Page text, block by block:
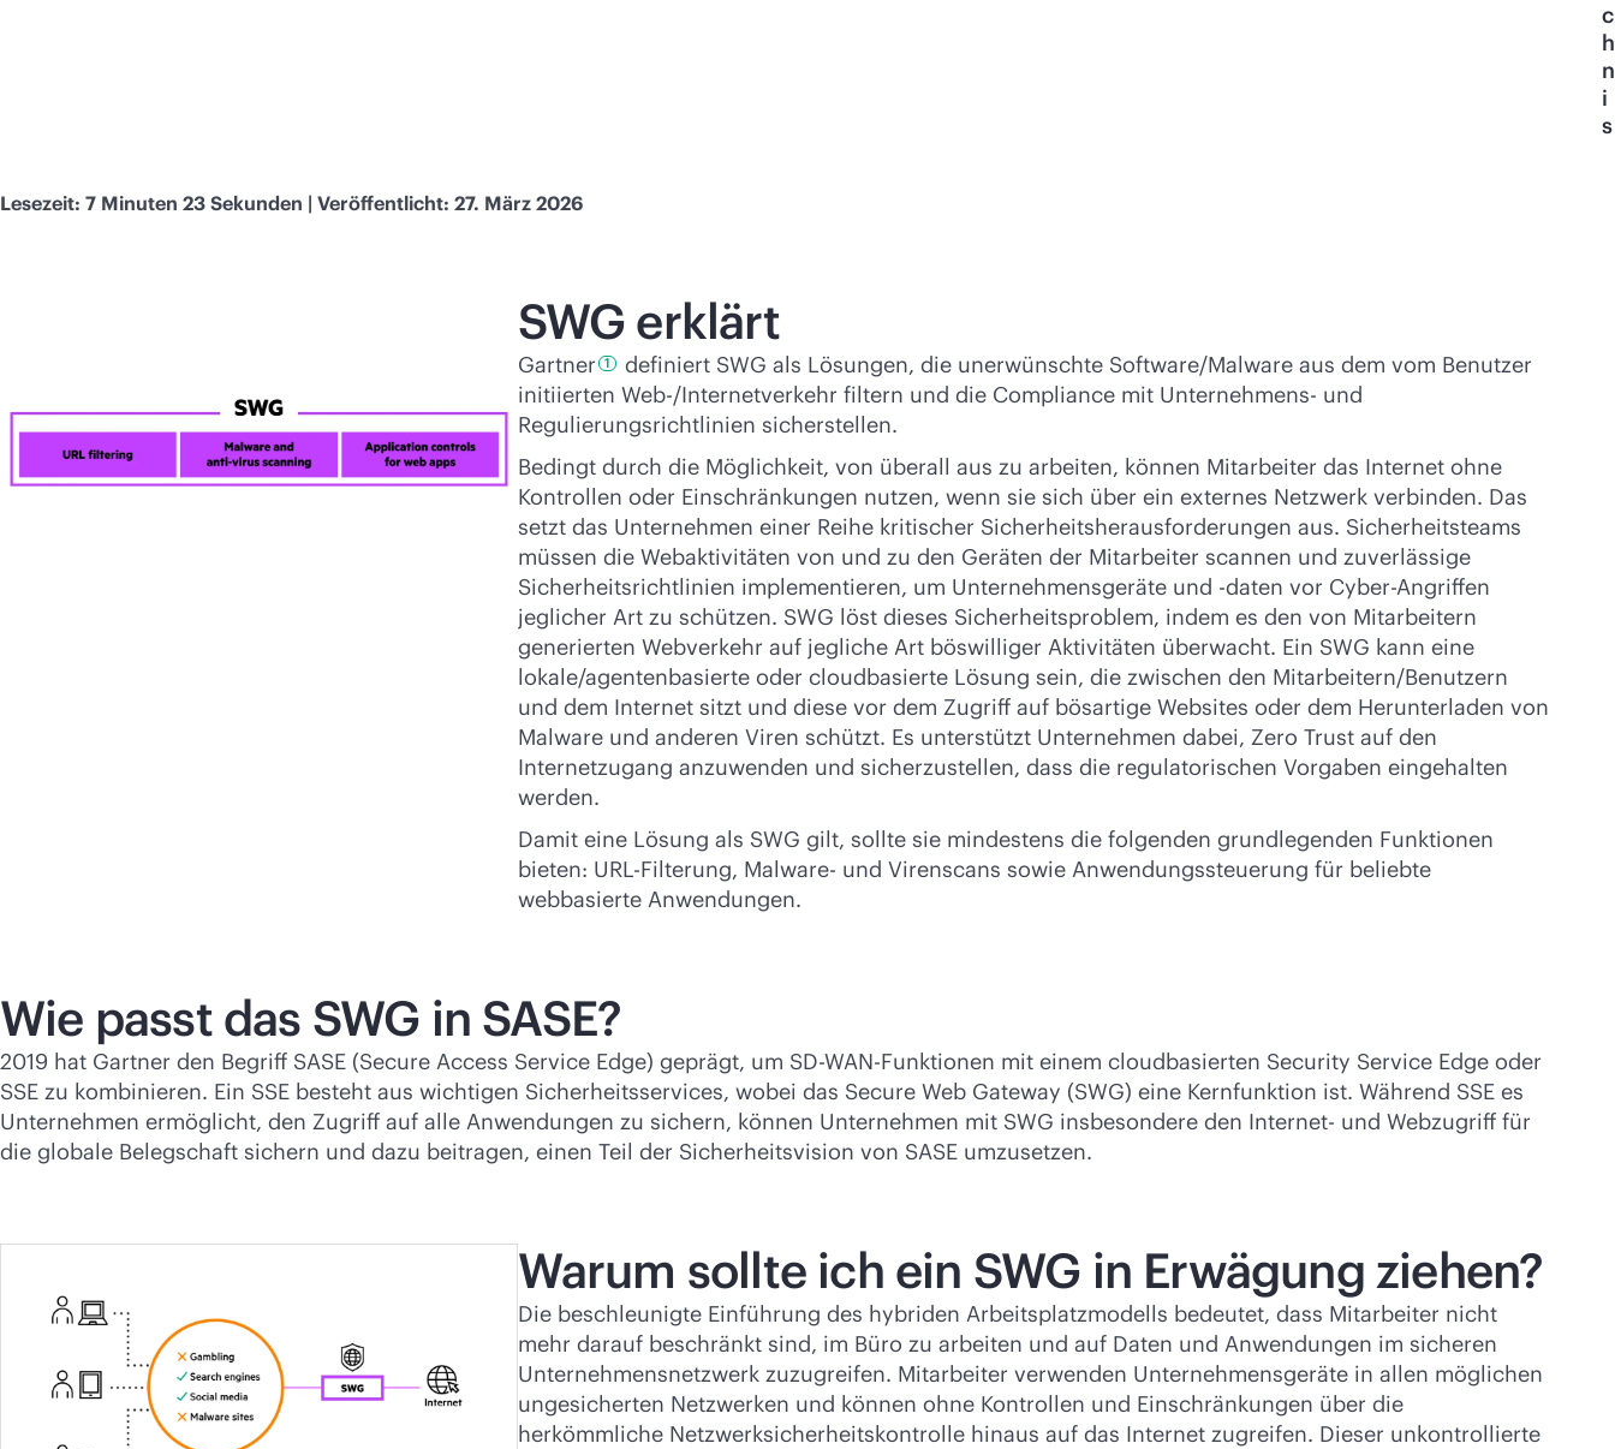
c
h
n
i
s
Lesezeit: 7 Minuten 23 Sekunden | Veröffentlicht: 27. März 2026
SWG erklärt
Gartner 1
definiert SWG als Lösungen, die unerwünschte Software/Malware aus dem vom Benutzer
initiierten Web-/Internetverkehr filtern und die Compliance mit Unternehmens- und
Regulierungsrichtlinien sicherstellen.
Bedingt durch die Möglichkeit, von überall aus zu arbeiten, können Mitarbeiter das Internet ohne
Kontrollen oder Einschränkungen nutzen, wenn sie sich über ein externes Netzwerk verbinden. Das
setzt das Unternehmen einer Reihe kritischer Sicherheitsherausforderungen aus. Sicherheitsteams
müssen die Webaktivitäten von und zu den Geräten der Mitarbeiter scannen und zuverlässige
Sicherheitsrichtlinien implementieren, um Unternehmensgeräte und -daten vor Cyber-Angriffen
jeglicher Art zu schützen. SWG löst dieses Sicherheitsproblem, indem es den von Mitarbeitern
generierten Webverkehr auf jegliche Art böswilliger Aktivitäten überwacht. Ein SWG kann eine
lokale/agentenbasierte oder cloudbasierte Lösung sein, die zwischen den Mitarbeitern/Benutzern
und dem Internet sitzt und diese vor dem Zugriff auf bösartige Websites oder dem Herunterladen von
Malware und anderen Viren schützt. Es unterstützt Unternehmen dabei, Zero Trust auf den
Internetzugang anzuwenden und sicherzustellen, dass die regulatorischen Vorgaben eingehalten
werden.
Damit eine Lösung als SWG gilt, sollte sie mindestens die folgenden grundlegenden Funktionen
bieten: URL-Filterung, Malware- und Virenscans sowie Anwendungssteuerung für beliebte
webbasierte Anwendungen.
Wie passt das SWG in SASE?
2019 hat Gartner den Begriff SASE (Secure Access Service Edge) geprägt, um SD-WAN-Funktionen mit einem cloudbasierten Security Service Edge oder
SSE zu kombinieren. Ein SSE besteht aus wichtigen Sicherheitsservices, wobei das Secure Web Gateway (SWG) eine Kernfunktion ist. Während SSE es
Unternehmen ermöglicht, den Zugriff auf alle Anwendungen zu sichern, können Unternehmen mit SWG insbesondere den Internet- und Webzugriff für
die globale Belegschaft sichern und dazu beitragen, einen Teil der Sicherheitsvision von SASE umzusetzen.
Warum sollte ich ein SWG in Erwägung ziehen?
Die beschleunigte Einführung des hybriden Arbeitsplatzmodells bedeutet, dass Mitarbeiter nicht
mehr darauf beschränkt sind, im Büro zu arbeiten und auf Daten und Anwendungen im sicheren
Unternehmensnetzwerk zuzugreifen. Mitarbeiter verwenden Unternehmensgeräte in allen möglichen
ungesicherten Netzwerken und können ohne Kontrollen und Einschränkungen über die
herkömmliche Netzwerksicherheitskontrolle hinaus auf das Internet zugreifen. Dieser unkontrollierte